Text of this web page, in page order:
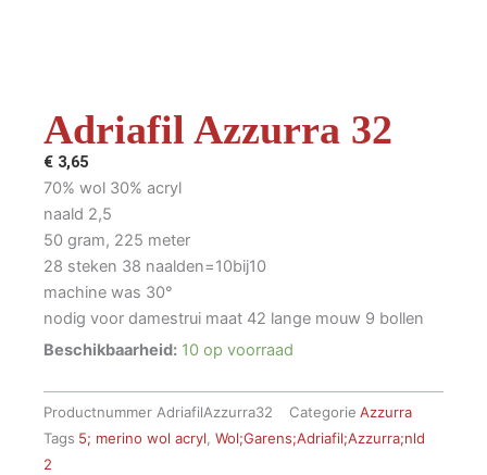
Adriafil Azzurra 32
€ 3,65
70% wol 30% acryl
naald 2,5
50 gram, 225 meter
28 steken 38 naalden=10bij10
machine was 30°
nodig voor damestrui maat 42 lange mouw 9 bollen
Beschikbaarheid: 10 op voorraad
Productnummer AdriafilAzzurra32 Categorie Azzurra
Tags 5; merino wol acryl, Wol;Garens;Adriafil;Azzurra;nld
2